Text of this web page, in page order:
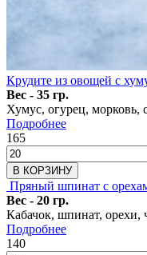
Крудите из овощей с
Вес - 35 гр.
Хумус, огурец, морковь,
Подробнее
165
В КОРЗИНУ
Пряный шпинат с
Вес - 20 гр.
Кабачок, шпинат, орехи,
Подробнее
140